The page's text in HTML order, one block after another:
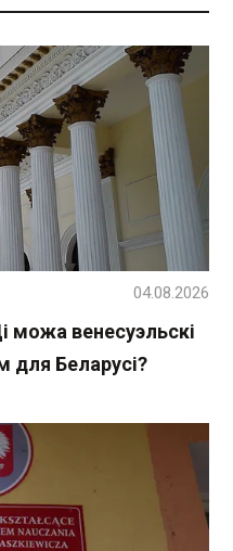
можа венесуэльскі
для Беларусі?
04.08.2026